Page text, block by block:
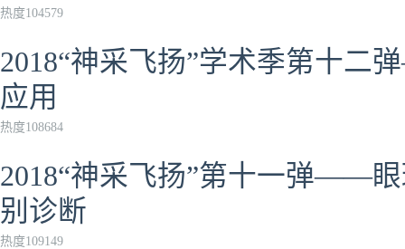
热度104579
2018“神采飞扬”学术季第十二
应用
热度108684
2018“神采飞扬”第十一弹——
别诊断
热度109149